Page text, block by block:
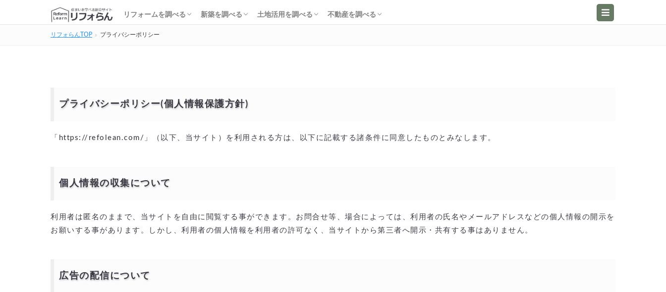
リフォームを調べる
基礎知識・費用を調べる
リフォーム会社を調べる
リフォームローンを調べる
保険・補助金を調べる
新築を調べる 土地活用を調べる 不動産を調べる
リフォらんTOP プライバシーポリシー
プライバシーポリシー(個人情報保護方針)
「https://refolean.com/」（以下、当サイト）を利用される方は、以下に記載する諸条件に同意したものとみなします。
個人情報の収集について
利用者は匿名のままで、当サイトを自由に閲覧する事ができます。お問合せ等、場合によっては、利用者の氏名やメールアドレスなどの個人情報の開示を
お願いする事があります。しかし、利用者の個人情報を利用者の許可なく、当サイトから第三者へ開示・共有する事はありません。
広告の配信について
基礎知識・費用を調べる
リフォーム会社を調べる
リフォームローンを調べる
保険・補助金を調べる 基礎知識・費用を調べる
建築会社・工務店を調べる
家の解体を調べる
土地購入を調べる
住宅ローンを調べる基礎知識を調べる
土地活用会社を調べる
利回り・初期費用を調べる不動産売却を調べる
不動産購入を調べる
不動産投資を調べる